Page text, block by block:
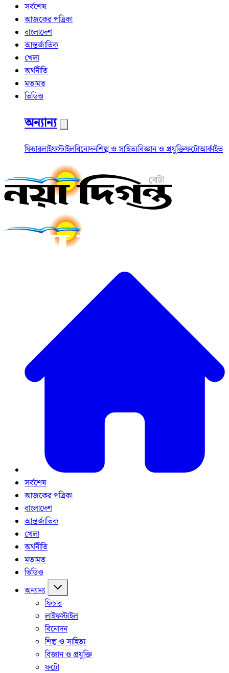
সর্বশেষ
আজকের পত্রিকা
বাংলাদেশ
আন্তর্জাতিক
খেলা
অর্থনীতি
মতামত
ভিডিও
অন্যান্য
ফিচারলাইফস্টাইলবিনোদনশিল্প ও সাহিত্যবিজ্ঞান ও প্রযুক্তিফটোআর্কাইভ
সর্বশেষ
আজকের পত্রিকা
বাংলাদেশ
আন্তর্জাতিক
খেলা
অর্থনীতি
মতামত
ভিডিও
অন্যান্য
ফিচার
লাইফস্টাইল
বিনোদন
শিল্প ও সাহিত্য
বিজ্ঞান ও প্রযুক্তি
ফটো